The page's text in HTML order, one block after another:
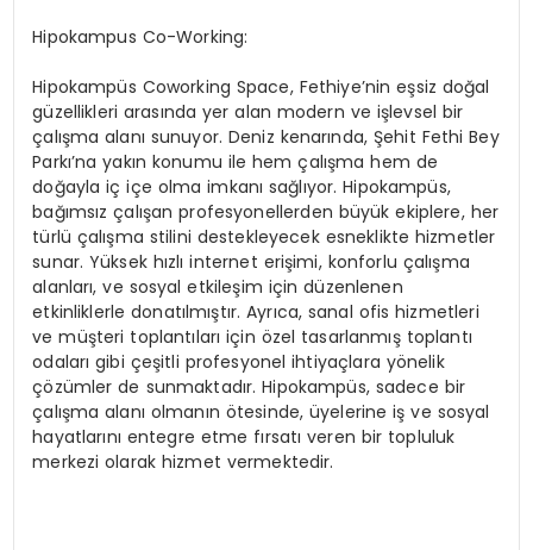
Hipokampus Co-Working:
Hipokampüs Coworking Space, Fethiye’nin eşsiz doğal
güzellikleri arasında yer alan modern ve işlevsel bir
çalışma alanı sunuyor. Deniz kenarında, Şehit Fethi Bey
Parkı’na yakın konumu ile hem çalışma hem de
doğayla iç içe olma imkanı sağlıyor. Hipokampüs,
bağımsız çalışan profesyonellerden büyük ekiplere, her
türlü çalışma stilini destekleyecek esneklikte hizmetler
sunar. Yüksek hızlı internet erişimi, konforlu çalışma
alanları, ve sosyal etkileşim için düzenlenen
etkinliklerle donatılmıştır. Ayrıca, sanal ofis hizmetleri
ve müşteri toplantıları için özel tasarlanmış toplantı
odaları gibi çeşitli profesyonel ihtiyaçlara yönelik
çözümler de sunmaktadır. Hipokampüs, sadece bir
çalışma alanı olmanın ötesinde, üyelerine iş ve sosyal
hayatlarını entegre etme fırsatı veren bir topluluk
merkezi olarak hizmet vermektedir.